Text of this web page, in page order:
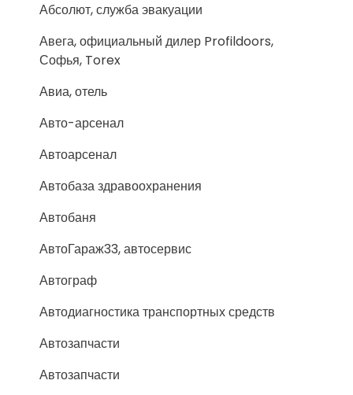
Абсолют, служба эвакуации
Авега, официальный дилер Profildoors,
Софья, Torex
Авиа, отель
Авто-арсенал
Автоарсенал
Автобаза здравоохранения
Автобаня
АвтоГараж33, автосервис
Автограф
Автодиагностика транспортных средств
Автозапчасти
Автозапчасти